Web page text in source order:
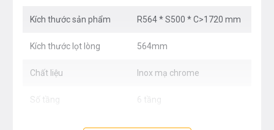
Kích thước sản phẩm R564 * S500 * C>1720 mm
Kích thước lọt lòng 564mm
Chất liệu Inox mạ chrome
Số tầng 6 tầng